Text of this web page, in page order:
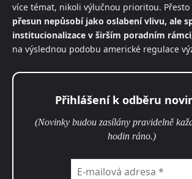
více témat, nikoli výlučnou prioritou.
přesun nepůsobí jako oslabení vlivu, ale
institucionalizace v širším poradním rámci
na výslednou podobu americké regulace
Přihlášení k odběru
(Novinky budou zasílány pravidelně
hodin ráno.)